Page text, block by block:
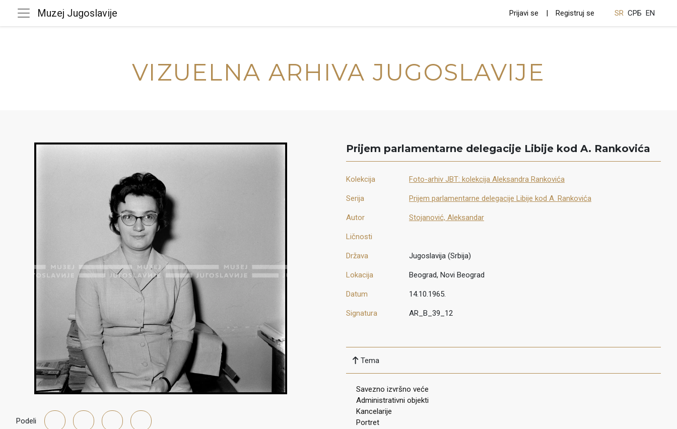
Muzej Jugoslavije Prijavi se Registruj se SR СРБ EN
VIZUELNA ARHIVA JUGOSLAVIJE
Podeli
Prijem parlamentarne delegacije Libije kod A. Rankovića
Kolekcija Foto-arhiv JBT: kolekcija Aleksandra Rankovića
Serija Prijem parlamentarne delegacije Libije kod A. Rankovića
Autor Stojanović, Aleksandar
Ličnosti
Država Jugoslavija (Srbija)
Lokacija Beograd, Novi Beograd
Datum 14.10.1965.
Signatura AR_B_39_12
Tema
Savezno izvršno veće
Administrativni objekti
Kancelarije
Portret